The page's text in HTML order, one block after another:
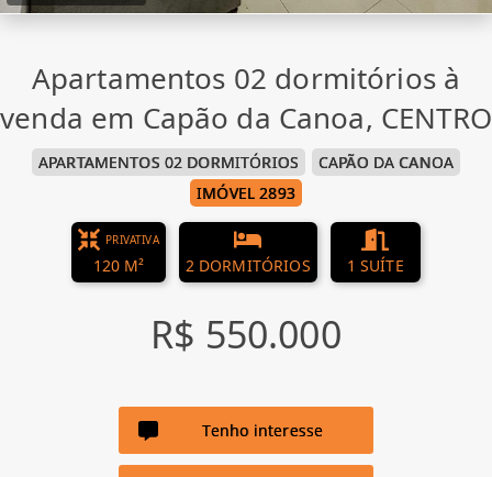
Apartamentos 02 dormitórios à
venda em Capão da Canoa, CENTRO
APARTAMENTOS 02 DORMITÓRIOS
CAPÃO DA CANOA
IMÓVEL 2893
PRIVATIVA
120 M² 2 DORMITÓRIOS 1 SUÍTE
R$ 550.000
Tenho interesse